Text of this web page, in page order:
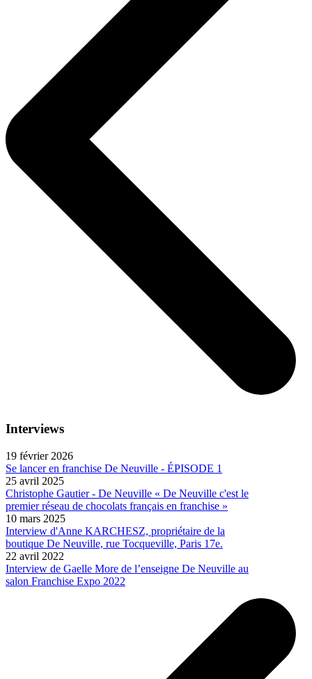
Interviews
19 février 2026
Se lancer en franchise De Neuville - ÉPISODE 1
25 avril 2025
Christophe Gautier - De Neuville « De Neuville c'est le
premier réseau de chocolats français en franchise »
10 mars 2025
Interview d'Anne KARCHESZ, propriétaire de la
boutique De Neuville, rue Tocqueville, Paris 17e.
22 avril 2022
Interview de Gaelle More de l’enseigne De Neuville au
salon Franchise Expo 2022